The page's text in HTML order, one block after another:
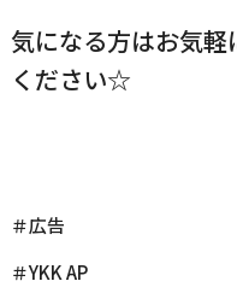
気になる方はお気
ください☆
＃広告
＃YKK AP